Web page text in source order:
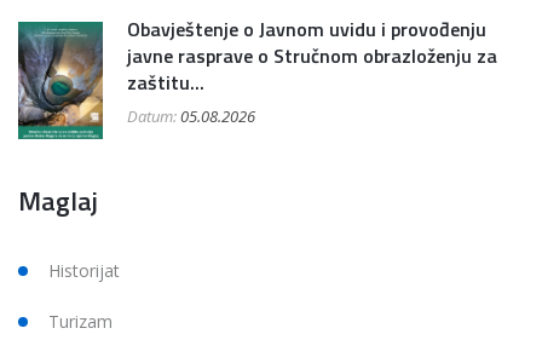
Obavještenje o Javnom uvidu i provođenju
javne rasprave o Stručnom obrazloženju za
zaštitu...
Datum:05.08.2026
Maglaj
Historijat
Turizam